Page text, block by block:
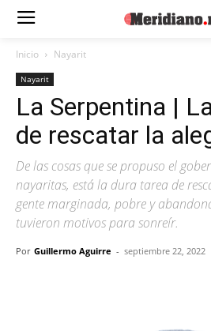
Inicio Nayarit
Nayarit
La Serpentina |
de rescatar la
De las cosas que se propuso el
nayaritas, está la dura tarea de
gente marginada, pobre y
tuvieron motivos para sonreír.
Por Guillermo Aguirre - septiembre 22, 2022